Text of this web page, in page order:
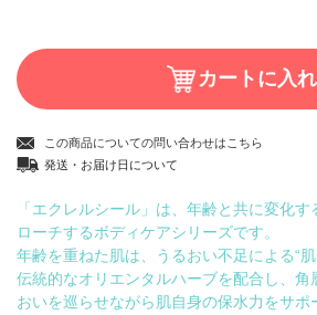
この商品についての問い合わせはこちら
発送・お届け日について
「エクレルシール」は、年齢と共に変化
ローチするボディケアシリーズです。
年齢を重ねた肌は、うるおい不足による“肌
伝統的なオリエンタルハーブを配合し、角
おいを巡らせながら肌自身の保水力をサポ